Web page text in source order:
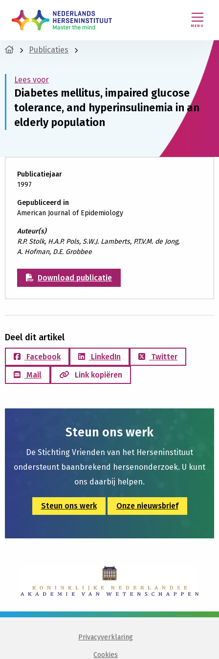
MENU
Publicaties
Lees voor
Diabetes mellitus, impaired glucose
tolerance, and hyperinsulinemia in an
elderly population
Publicatiejaar
1997
Gepubliceerd in
American Journal of Epidemiology
Auteur(s)
R.P. Stolk, H.A.P. Pols, S.W.J. Lamberts, P.T.V.M. de Jong,
A. Hofman, D.E. Grobbee
Download publicatie
Deel dit artikel
Facebook LinkedIn
Twitter
Mail
Link kopiëren
Steun ons werk
De Stichting Vrienden van het Herseninstituut
ondersteunt baanbrekend hersenonderzoek. U kunt
ons daarbij helpen.
Steun ons werk Onze nieuwsbrief
Privacyverklaring
Cookies